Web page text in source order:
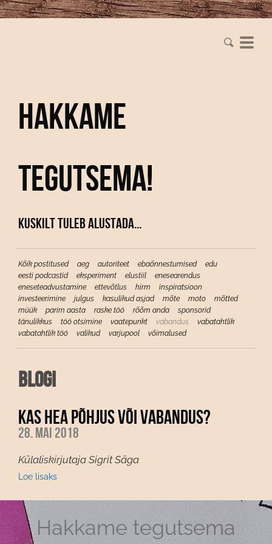
Hakkame
tegutsema!
Kuskilt tuleb alustada...
Kõik postitused aeg autoriteet ebaõnnestumised
edu
eesti podcastid
eksperiment elustiil
enesearendus
eneseteadvustamine
ettevõtlus hirm
inspiratsioon
investeerimine
julgus kasulikud asjad mõte moto
mõtted
müük
parim aasta raske töö rõõm anda
sponsorid
tänulikkus
töö otsimine vaatepunkt vabandus
vabatahtlik
vabatahtlik töö
valikud varjupool võimalused
Blogi
KAS HEA PÕHJUS VÕI VABANDUS?
28. mai 2018
Külaliskirjutaja Sigrit Säga
Loe lisaks
Hakkame tegutsema